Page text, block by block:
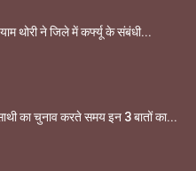
थोरी ने जिले में कर्फ्यू के संबंधी...
का चुनाव करते समय इन 3 बातों का...